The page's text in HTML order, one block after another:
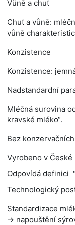
Vůně a chuť
Chuť a vůně:
vůně
Konzistence
Konzistence:
Nadstandardní
Mléčná surovina
kravské mléko“.
Bez
Vyrobeno v České
Odpovídá definici
Technologický
Standardizace
→ napouštění